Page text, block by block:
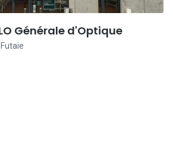
Générale d'Optique